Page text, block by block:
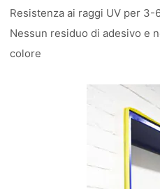
Resistenza ai raggi UV per 3-
Nessun residuo di adesivo e
colore